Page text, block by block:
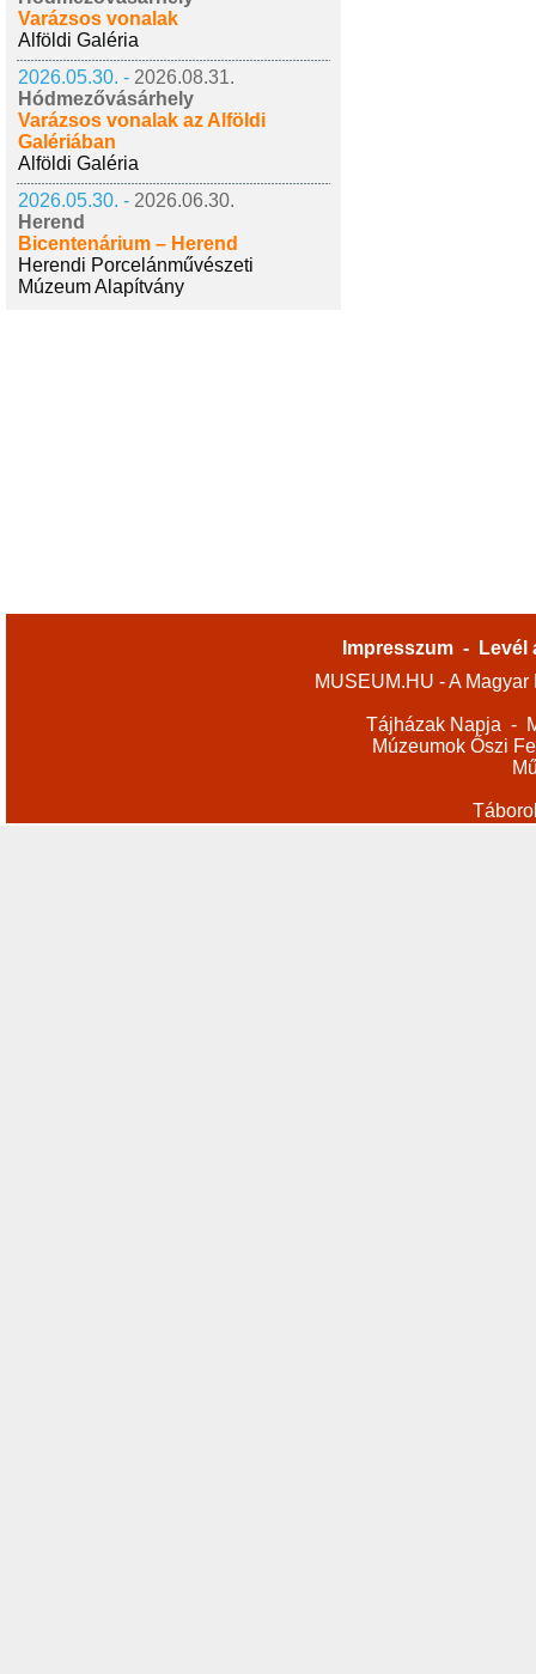
Varázsos vonalak
Alföldi Galéria
2026.05.30. - 2026.08.31.
Hódmezővásárhely
Varázsos vonalak az Alföldi
Galériában
Alföldi Galéria
2026.05.30. - 2026.06.30.
Herend
Bicentenárium – Herend
Herendi Porcelánművészeti
Múzeum Alapítvány
Impresszum -
Levél
MUSEUM.HU - A
Tájházak Napja -
Múzeumok Őszi